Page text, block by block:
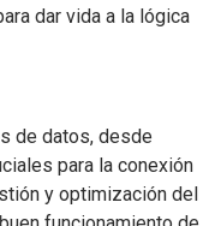
dar vida a la lógica
de datos, desde
para la conexión
y optimización del